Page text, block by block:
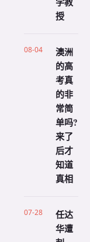
授
08-04
澳洲
的高
考真
的非
常简
单吗?
来了
后才
知道
真相
07-28
任达
华遭